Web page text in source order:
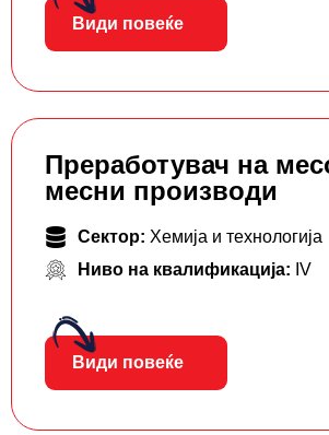
Види повеќе
Преработувач на
месни производи
Сектор: Хемија и технологија
Ниво на квалификација: IV
Види повеќе